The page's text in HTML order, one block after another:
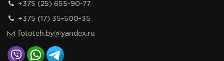
+375 (25) 655-90-77
+375 (17) 35-500-35
fototeh.by@yandex.ru